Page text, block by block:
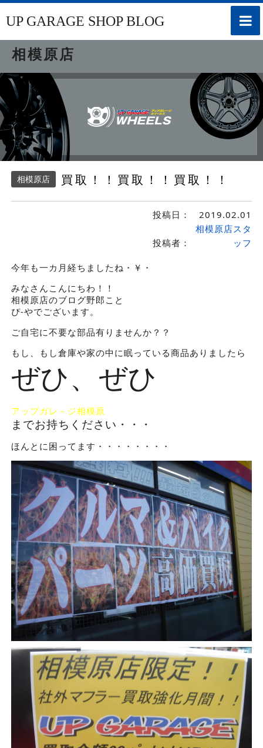
toggle
UP GARAGE SHOP BLOG
相模原店
相模原店 買取！！買取！！買取！！
投稿日： 2019.02.01
投稿者：
相模原店スタ
ッフ
今年も一カ月経ちましたね・￥・
みなさんこんにちわ！！
相模原店のブログ野郎こと
ぴ-やでございます。
ご自宅に不要な部品有りませんか？？
もし、もし倉庫や家の中に眠っている商品ありましたら
ぜひ、ぜひ
アップガレ－ジ相模原
までお持ちください・・・
ほんとに困ってます・・・・・・・・